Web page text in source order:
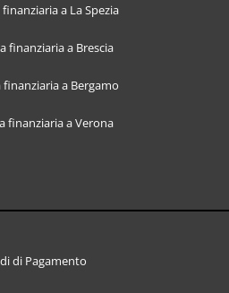
a La Spezia
finanziaria a Brescia
finanziaria a Bergamo
finanziaria a Verona
di Pagamento